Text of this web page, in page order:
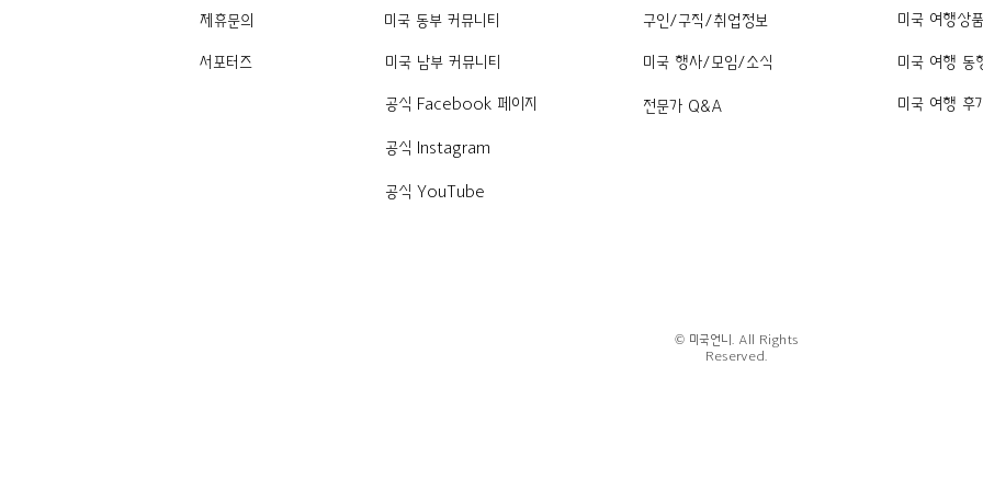
제휴문의
서포터즈
미국 동부 커뮤니티
미국 남부 커뮤니티
공식 Facebook 페이지
공식 Instagram
공식 YouTube
구인/구직/취업정보
미국 행사/모임/소식
전문가 Q&A
미국 여행상품
미국 여행 동
미국 여행 후기
© 미국언니. All Rights
Reserved.